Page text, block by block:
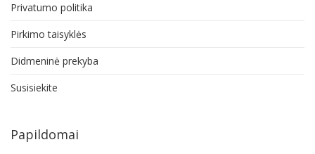
Privatumo politika
Pirkimo taisyklės
Didmeninė prekyba
Susisiekite
Papildomai